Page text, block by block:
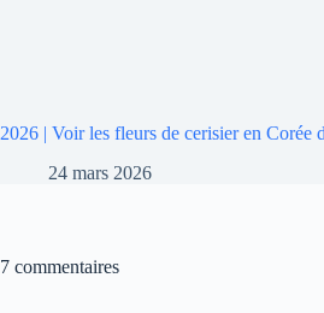
2026 | Voir les fleurs de cerisier en Corée
24 mars 2026
7 commentaires